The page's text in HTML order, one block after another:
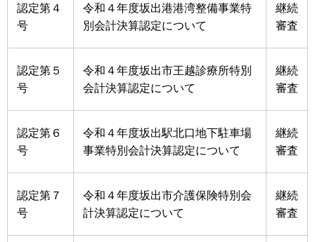
認定第４
号
令和４年度坂出港港湾整備事業特
別会計決算認定について
継続
審査
認定第５
号
令和４年度坂出市王越診療所特別
会計決算認定について
継続
審査
認定第６
号
令和４年度坂出駅北口地下駐車場
事業特別会計決算認定について
継続
審査
認定第７
号
令和４年度坂出市介護保険特別会
計決算認定について
継続
審査